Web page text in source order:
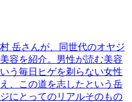
岳さんが、同世代のオヤジ
容を紹介。男性が読む美容
う毎日ヒゲを剃らない女性
、この道を志したという岳
にとってのリアルそのもの